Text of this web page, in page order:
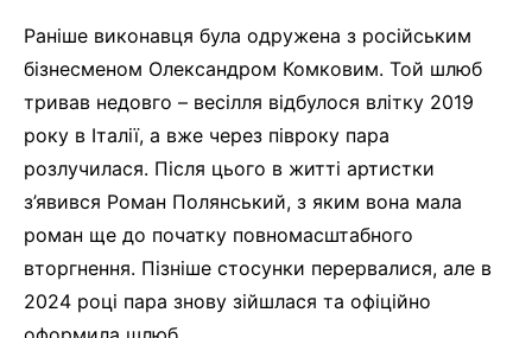
Раніше виконавця була одружена з російським
бізнесменом Олександром Комковим. Той шлюб
тривав недовго – весілля відбулося влітку 2019
року в Італії, а вже через півроку пара
розлучилася. Після цього в житті артистки
з’явився Роман Полянський, з яким вона мала
роман ще до початку повномасштабного
вторгнення. Пізніше стосунки перервалися, але в
2024 році пара знову зійшлася та офіційно